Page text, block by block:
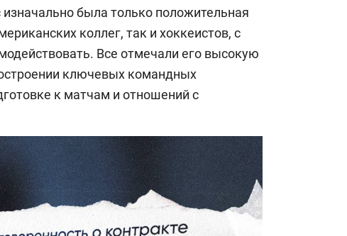
изначально была только положительная
коллег, так и хоккеистов, с
Все отмечали его высокую
ключевых командных
к матчам и отношений с